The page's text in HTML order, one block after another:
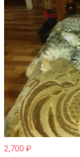
2,700 ₽